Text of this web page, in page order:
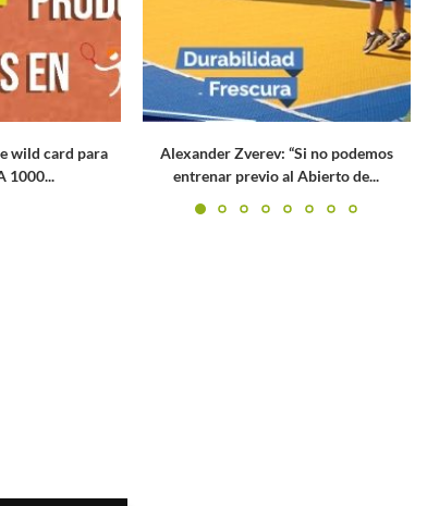
Alexander Zverev: “Si no podemos
entrenar previo al Abierto de...